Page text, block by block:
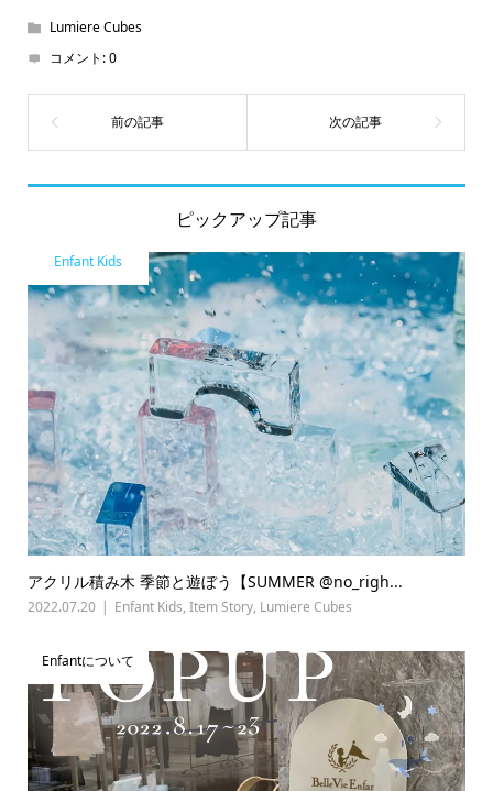
Lumiere Cubes
コメント:0
ピックアップ記事
Enfant Kids
アクリル積み木 季節と遊ぼう【SUMMER @no_righ...
2022.07.20 Enfant Kids, Item Story, Lumiere Cubes
Enfantについて